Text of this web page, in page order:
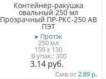
Контейнер-ракушка
овальный 250 мл
Прозрачный ПР-РКС-250 АВ
ПЭТ
▸ Протэк
250 мл
159 x 130
300
3.14
Смв от2.89